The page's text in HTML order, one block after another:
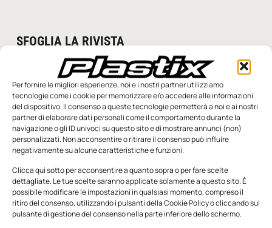
Per fornire le migliori esperienze, noi e i nostri partner utilizziamo
tecnologie come i cookie per memorizzare e/o accedere alle informazioni
del dispositivo. Il consenso a queste tecnologie permetterà a noi e ai nostri
partner di elaborare dati personali come il comportamento durante la
navigazione o gli ID univoci su questo sito e di mostrare annunci (non)
personalizzati. Non acconsentire o ritirare il consenso può influire
negativamente su alcune caratteristiche e funzioni.
Clicca qui sotto per acconsentire a quanto sopra o per fare scelte
dettagliate. Le tue scelte saranno applicate solamente a questo sito. È
possibile modificare le impostazioni in qualsiasi momento, compreso il
ritiro del consenso, utilizzando i pulsanti della Cookie Policy o cliccando sul
pulsante di gestione del consenso nella parte inferiore dello schermo.
SFOGLIA LA RIVISTA
Edicola Web
Notizie da Meccanicanews